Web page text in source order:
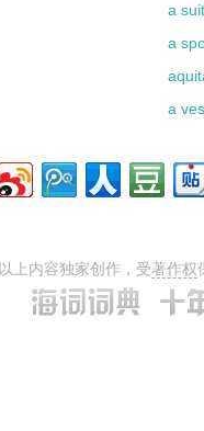
a
a
a
以上内容独家创作，受著作权